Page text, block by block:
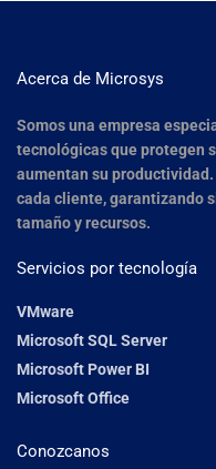
Acerca de Microsys
Somos una empresa
tecnológicas que protegen
aumentan su
cada cliente, garantizando
tamaño y recursos.
Servicios por tecnología
VMware
Microsoft SQL Server
Microsoft Power BI
Microsoft Office
Conozcanos